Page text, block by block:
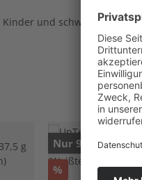
und schwangere
Nur 9 auf Lager!
% Rabatt